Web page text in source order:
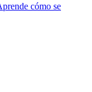
cómo se